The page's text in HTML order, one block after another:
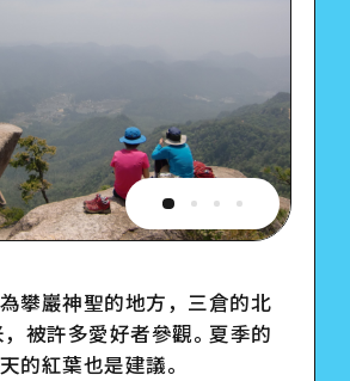
攀巖神聖的地方，三倉的北
被許多愛好者參觀。夏季的
的紅葉也是建議。